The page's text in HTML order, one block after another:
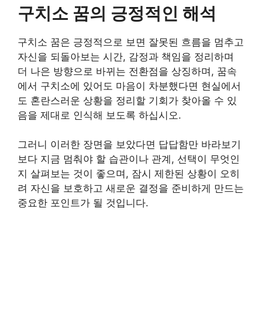
구치소 꿈의 긍정적인 해석
구치소 꿈은 긍정적으로 보면 잘못된 흐름을 멈추고
자신을 되돌아보는 시간, 감정과 책임을 정리하며
더 나은 방향으로 바뀌는 전환점을 상징하며, 꿈속
에서 구치소에 있어도 마음이 차분했다면 현실에서
도 혼란스러운 상황을 정리할 기회가 찾아올 수 있
음을 제대로 인식해 보도록 하십시오.
그러니 이러한 장면을 보았다면 답답함만 바라보기
보다 지금 멈춰야 할 습관이나 관계, 선택이 무엇인
지 살펴보는 것이 좋으며, 잠시 제한된 상황이 오히
려 자신을 보호하고 새로운 결정을 준비하게 만드는
중요한 포인트가 될 것입니다.